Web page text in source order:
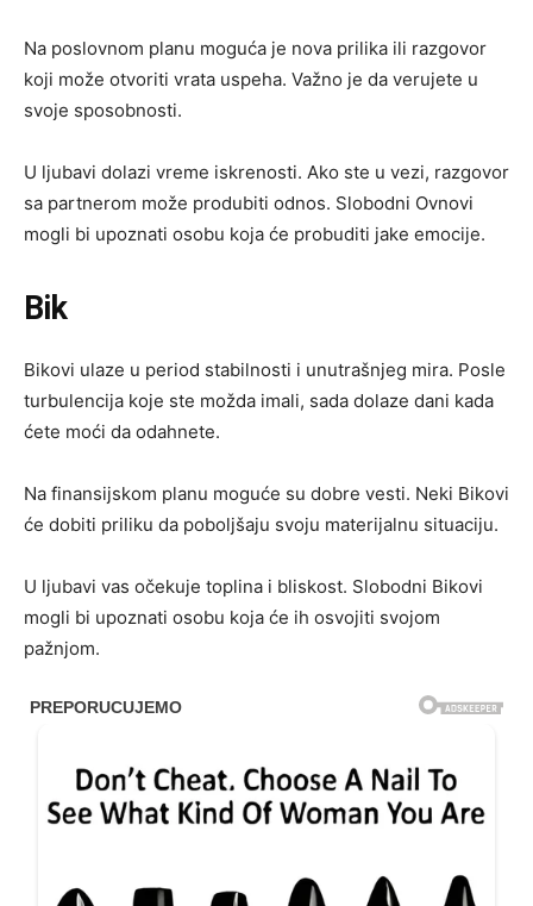
Na poslovnom planu moguća je nova prilika ili razgovor
koji može otvoriti vrata uspeha. Važno je da verujete u
svoje sposobnosti.
U ljubavi dolazi vreme iskrenosti. Ako ste u vezi, razgovor
sa partnerom može produbiti odnos. Slobodni Ovnovi
mogli bi upoznati osobu koja će probuditi jake emocije.
Bik
Bikovi ulaze u period stabilnosti i unutrašnjeg mira. Posle
turbulencija koje ste možda imali, sada dolaze dani kada
ćete moći da odahnete.
Na finansijskom planu moguće su dobre vesti. Neki Bikovi
će dobiti priliku da poboljšaju svoju materijalnu situaciju.
U ljubavi vas očekuje toplina i bliskost. Slobodni Bikovi
mogli bi upoznati osobu koja će ih osvojiti svojom
pažnjom.